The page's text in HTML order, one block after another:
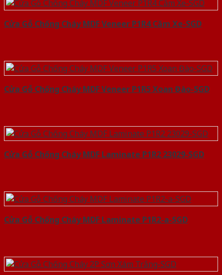
Cửa Gỗ Chống Cháy MDF Veneer P1R4 Căm Xe-SGD
Cửa Gỗ Chống Cháy MDF Veneer P1R5 Xoan Đào-SGD
Cửa Gỗ Chống Cháy MDF Laminate P1R2 23029-SGD
Cửa Gỗ Chống Cháy MDF Laminate P1R2-a-SGD